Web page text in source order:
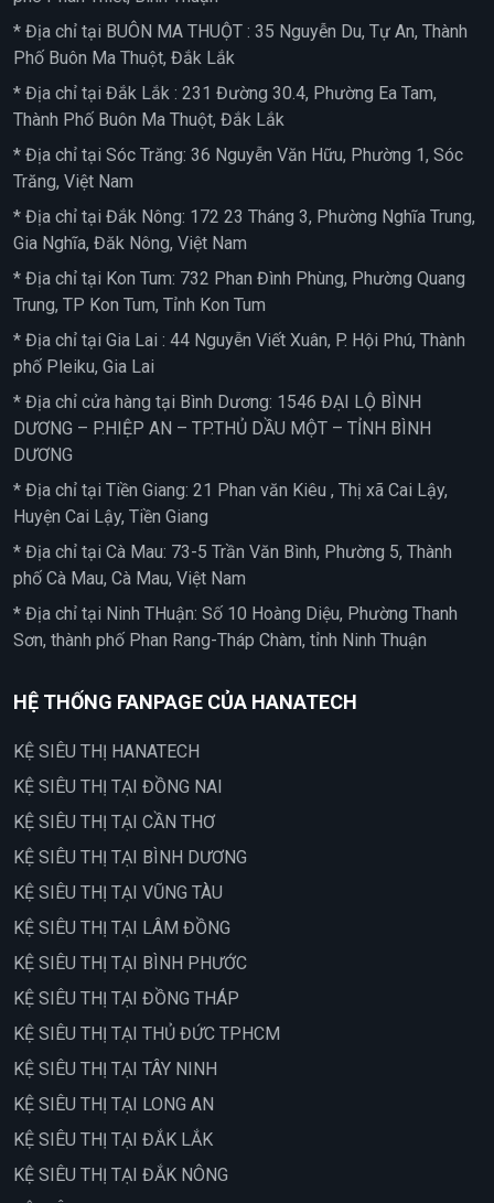
* Địa chỉ tại BUÔN MA THUỘT : 35 Nguyễn Du, Tự An, Thành
Phố Buôn Ma Thuột, Đắk Lắk
* Địa chỉ tại Đắk Lắk : 231 Đường 30.4, Phường Ea Tam,
Thành Phố Buôn Ma Thuột, Đắk Lắk
* Địa chỉ tại Sóc Trăng: 36 Nguyễn Văn Hữu, Phường 1, Sóc
Trăng, Việt Nam
* Địa chỉ tại Đắk Nông: 172 23 Tháng 3, Phường Nghĩa Trung,
Gia Nghĩa, Đăk Nông, Việt Nam
* Địa chỉ tại Kon Tum: 732 Phan Đình Phùng, Phường Quang
Trung, TP Kon Tum, Tỉnh Kon Tum
* Địa chỉ tại Gia Lai : 44 Nguyễn Viết Xuân, P. Hội Phú, Thành
phố Pleiku, Gia Lai
* Địa chỉ cửa hàng tại Bình Dương: 1546 ĐẠI LỘ BÌNH
DƯƠNG – P.HIỆP AN – TP.THỦ DẦU MỘT – TỈNH BÌNH
DƯƠNG
* Địa chỉ tại Tiền Giang: 21 Phan văn Kiêu , Thị xã Cai Lậy,
Huyện Cai Lậy, Tiền Giang
* Địa chỉ tại Cà Mau: 73-5 Trần Văn Bình, Phường 5, Thành
phố Cà Mau, Cà Mau, Việt Nam
* Địa chỉ tại Ninh THuận: Số 10 Hoàng Diệu, Phường Thanh
Sơn, thành phố Phan Rang-Tháp Chàm, tỉnh Ninh Thuận
HỆ THỐNG FANPAGE CỦA HANATECH
KỆ SIÊU THỊ HANATECH
KỆ SIÊU THỊ TẠI ĐỒNG NAI
KỆ SIÊU THỊ TẠI CẦN THƠ
KỆ SIÊU THỊ TẠI BÌNH DƯƠNG
KỆ SIÊU THỊ TẠI VŨNG TÀU
KỆ SIÊU THỊ TẠI LÂM ĐỒNG
KỆ SIÊU THỊ TẠI BÌNH PHƯỚC
KỆ SIÊU THỊ TẠI ĐỒNG THÁP
KỆ SIÊU THỊ TẠI THỦ ĐỨC TPHCM
KỆ SIÊU THỊ TẠI TÂY NINH
KỆ SIÊU THỊ TẠI LONG AN
KỆ SIÊU THỊ TẠI ĐẮK LẮK
KỆ SIÊU THỊ TẠI ĐẮK NÔNG